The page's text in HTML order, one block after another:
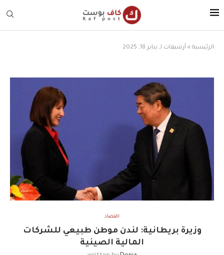
الرئيسية » أرشيفات لـ يناير 18, 2025
اقتصاد
وزيرة بريطانية: لندن موطن طبيعي للشركات
المالية الصينية